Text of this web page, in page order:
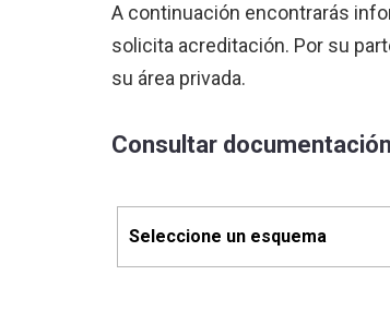
A continuación encontrarás
solicita acreditación. Por su
su área privada.
Consultar